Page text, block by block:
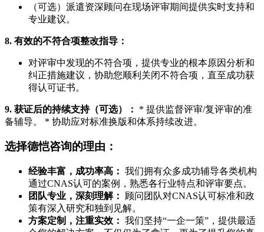
（可选）派遣资深顾问在现场评审期间提供实时支持和
专业建议。
8. 有效的不符合项整改指导：
对评审中发现的不符合项，提供专业的根本原因分析和
纠正措施建议，协助您顺利关闭不符合项，直至成功获
得认可证书。
9. 获证后的持续支持（可选）：
* 提供监督评审/复评审的准
备辅导。 * 协助应对标准换版和体系持续改进。
选择德恺咨询的理由：
经验丰富，成功率高： 我们拥有众多成功辅导各类机构
通过CNAS认可的案例，熟悉各行业特点和评审要点。
团队专业，深刻理解：
顾问团队对CNAS认可标准和政
策有深入研究和独到见解。
方案定制，注重实效： 我们坚持“一企一策”，提供最适